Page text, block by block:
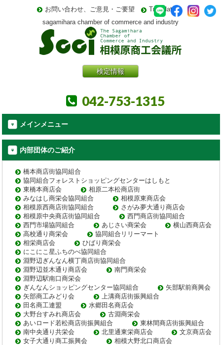
sagamihara chamber of commerce and industry
お問い合わせ、ご意見・ご要望 Translate
検定情報
042-753-1315
メインメニュー
内部団体のご紹介
橋本商店街協同組合
協同組合フォレストショッピングセンターはしもと
東橋本商店会
相原二本松商店街
みなはし商栄会協同組合
相模原東商店会
相模原西商店街協同組合
さがみ夢大通り商店会
相模原中央商店街協同組合
西門商店街協同組合
西門市場協同組合
あじさい商栄会
横山西商店会
高校通り商栄会
協同組合リリーマート
相栄商店会
ひばり商栄会
にこにこ星ふちのべ協同組合
淵野辺ぎんなん横丁商店街協同組合
淵野辺並木通り商店会
南門商栄会
淵野辺駅南口商栄会
ぎんなんショッピングセンター協同組合
矢部駅前商興会
矢部商工みどり会
上溝商店街振興組合
田名商工連盟
水郷田名商店会
大野台すみれ商店会
古淵商栄会
あいロード若松商店街振興組合
東林間商店街振興組合
南中央通り共栄会
北里通東栄商店会
文京商店会
女子大通り商工振興会
相模大野北口商店会